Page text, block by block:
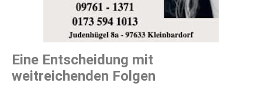
Eine Entscheidung mit
weitreichenden Folgen